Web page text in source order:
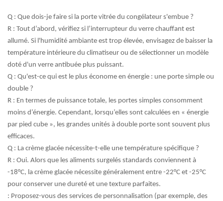
Q : Que dois-je faire si la porte vitrée du congélateur s'embue ?
R : Tout d’abord, vérifiez si l’interrupteur du verre chauffant est
allumé. Si l'humidité ambiante est trop élevée, envisagez de baisser la
température intérieure du climatiseur ou de sélectionner un modèle
doté d'un verre antibuée plus puissant.
Q : Qu'est-ce qui est le plus économe en énergie : une porte simple ou
double ?
R : En termes de puissance totale, les portes simples consomment
moins d’énergie. Cependant, lorsqu’elles sont calculées en « énergie
par pied cube », les grandes unités à double porte sont souvent plus
efficaces.
Q : La crème glacée nécessite-t-elle une température spécifique ?
R : Oui. Alors que les aliments surgelés standards conviennent à
-18°C, la crème glacée nécessite généralement entre -22°C et -25°C
pour conserver une dureté et une texture parfaites.
: Proposez-vous des services de personnalisation (par exemple, des